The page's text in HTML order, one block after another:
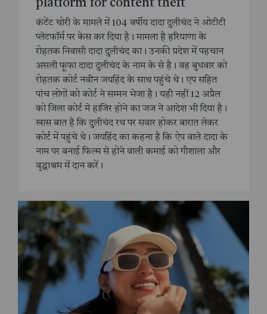
platform for content theft
कंटेंट चोरी के मामले में 104 वर्षीय दादा दुलीचंद ने ओटीटी
प्लेटफॉर्म पर केस कर दिया है। मामला है हरियाणा के
रोहतक निवासी दादा दुलीचंद का। उनकी प्रदेश में पहचान
असली फूफा दादा दुलीचंद के नाम के से है। वह बुधवार को
रोहतक कोर्ट नवीन जयहिंद के साथ पहुंचे थे। एप सहित
पांच लोगों को कोर्ट ने सम्मन भेजा है। यही नहीं 12 अप्रैल
को जिला कोर्ट मे हाजिर होने का जज ने आदेश भी दिया है।
खास बात है कि दुलीचंद रथ पर सवार होकर बारात लेकर
कोर्ट में पहुंचे थे। जयहिंद का कहना है कि ऐप वाले दादा के
नाम पर बनाई फिल्म से होने वाली कमाई को गौशाला और
वृद्धाश्रम में दान करें।